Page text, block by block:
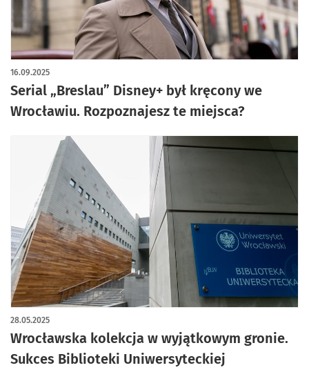
Serial „Breslau” Disney+ był kręcony we
Wrocławiu. Rozpoznajesz te miejsca?
16.09.2025
artykuł z galerią zdjęć
Wrocławska kolekcja w wyjątkowym gronie.
Sukces Biblioteki Uniwersyteckiej
28.05.2025